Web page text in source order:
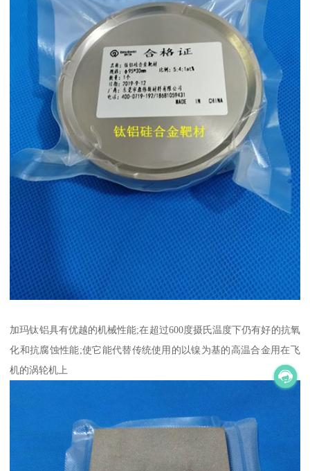
加玛钛铝具有优越的机械性能;在超过600度摄氏温度下仍有好的抗氧
化和抗腐蚀性能;使它能代替传统使用的以镍为基的高温合金用在飞
机的涡轮机上